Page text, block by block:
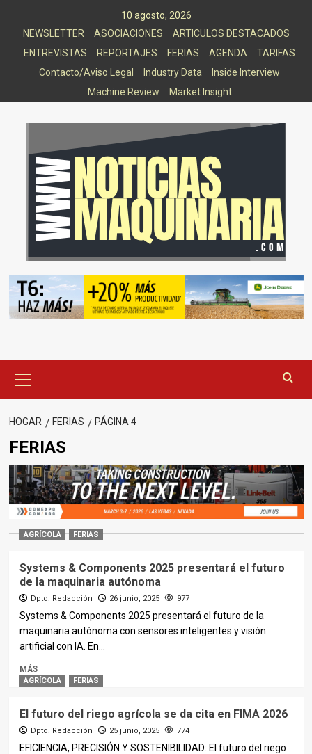
10 agosto, 2026
NEWSLETTER
ASOCIACIONES
ARTICULOS DESTACADOS
ENTREVISTAS
REPORTAJES FERIAS AGENDA
TARIFAS
Contacto/Aviso Legal
Industry Data
Inside Interview
Machine Review
Market Insight
principal
HOGAR FERIAS PÁGINA 4
FERIAS
AGRÍCOLA FERIAS
Systems & Components 2025 presentará el futuro
de la maquinaria autónoma
Dpto. Redacción 26 junio, 2025 977
Systems & Components 2025 presentará el futuro de la
maquinaria autónoma con sensores inteligentes y visión
artificial con IA. En...
MÁS
AGRÍCOLA FERIAS
El futuro del riego agrícola se da cita en FIMA 2026
Dpto. Redacción 25 junio, 2025 774
EFICIENCIA, PRECISIÓN Y SOSTENIBILIDAD: El futuro del riego